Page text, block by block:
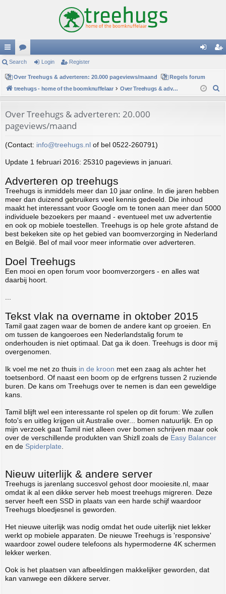
ui
ck
lin
or
u
m
in
er
Search Login Register
Over Treehugs & adverteren: 20.000 pageviews/maand
Regels forum
treehugs - home of the boomknuffelaar
Over Treehugs & adverteren: 20.000 pageviews/maand
Over Treehugs & adverteren: 20.000
pageviews/maand
(Contact: info@treehugs.nl of bel 0522-260791)
Update 1 februari 2016: 25310 pageviews in januari.
Adverteren op treehugs
Treehugs is inmiddels meer dan 10 jaar online. In die jaren hebben
meer dan duizend gebruikers veel kennis gedeeld. Die inhoud
maakt het interessant voor Google om te tonen aan meer dan 5000
individuele bezoekers per maand - eventueel met uw advertentie
en ook op mobiele toestellen. Treehugs is op hele grote afstand de
best bekeken site op het gebied van boomverzorging in Nederland
en België. Bel of mail voor meer informatie over adverteren.
Doel Treehugs
Een mooi en open forum voor boomverzorgers - en alles wat
daarbij hoort.
Tekst vlak na overname in oktober 2015
Tamil gaat zagen waar de bomen de andere kant op groeien. En
om tussen de kangoeroes een Nederlandstalig forum te
onderhouden is niet optimaal. Dat ga ik doen. Treehugs is door mij
overgenomen.
Ik voel me net zo thuis in de kroon met een zaag als achter het
toetsenbord. Of naast een boom op de erfgrens tussen 2 ruziende
buren. De kans om Treehugs over te nemen is dan een geweldige
kans.
Tamil blijft wel een interessante rol spelen op dit forum: We zullen
foto's en uitleg krijgen uit Australie over... bomen natuurlijk. En op
mijn verzoek gaat Tamil niet alleen over bomen schrijven maar ook
over de verschillende produkten van Shizll zoals de Easy Balancer
en de Spiderplate
Nieuw uiterlijk & andere server
Treehugs is jarenlang succesvol gehost door mooiesite.nl, maar
omdat ik al een dikke server heb moest treehugs migreren. Deze
server heeft een SSD in plaats van een harde schijf waardoor
Treehugs bloedjesnel is geworden.
Het nieuwe uiterlijk was nodig omdat het oude uiterlijk niet lekker
werkt op mobiele apparaten. De nieuwe Treehugs is 'responsive'
waardoor zowel oudere telefoons als hypermoderne 4K schermen
lekker werken.
Ook is het plaatsen van afbeeldingen makkelijker geworden, dat
kan vanwege een dikkere server.